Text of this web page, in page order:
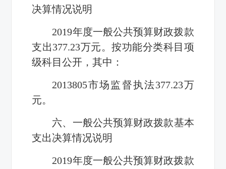
决算情况说明
2019年度一般公共预算财政拨款
支出377.23万元。按功能分类科目项
级科目公开，其中：
2013805市场监督执法377.23万
元。
六、一般公共预算财政拨款基本
支出决算情况说明
2019年度一般公共预算财政拨款